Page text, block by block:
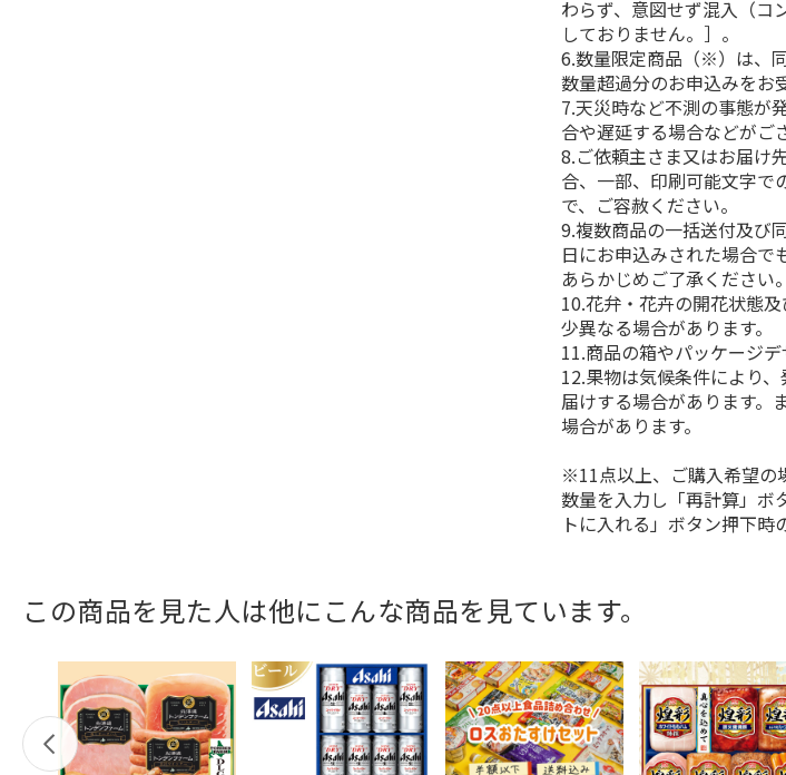
わらず、意図せず混入（コ
しておりません。］。
6.数量限定商品（※）は、
数量超過分のお申込みをお
7.天災時など不測の事態が
合や遅延する場合などがご
8.ご依頼主さま又はお届け
合、一部、印刷可能文字で
で、ご容赦ください。
9.複数商品の一括送付及び
日にお申込みされた場合で
あらかじめご了承ください。
10.花弁・花卉の開花状態
少異なる場合があります。
11.商品の箱やパッケージ
12.果物は気候条件により
届けする場合があります。
場合があります。
※11点以上、ご購入希望の
数量を入力し「再計算」ボ
トに入れる」ボタン押下時
この商品を見た人は他にこんな商品を見ています。